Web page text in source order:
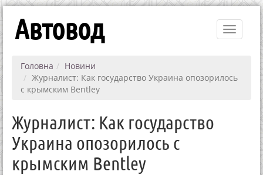
Toggle
Автовод
Головна
Новини
Журналист: Как государство Украина опозорилось
с крымским Bentley
Журналист: Как государство
Украина опозорилось с
крымским Bentley